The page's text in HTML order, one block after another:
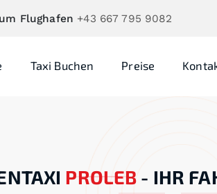
Flughafen +43 667 795 9082
Taxi Buchen Preise
PROLEB - IHR